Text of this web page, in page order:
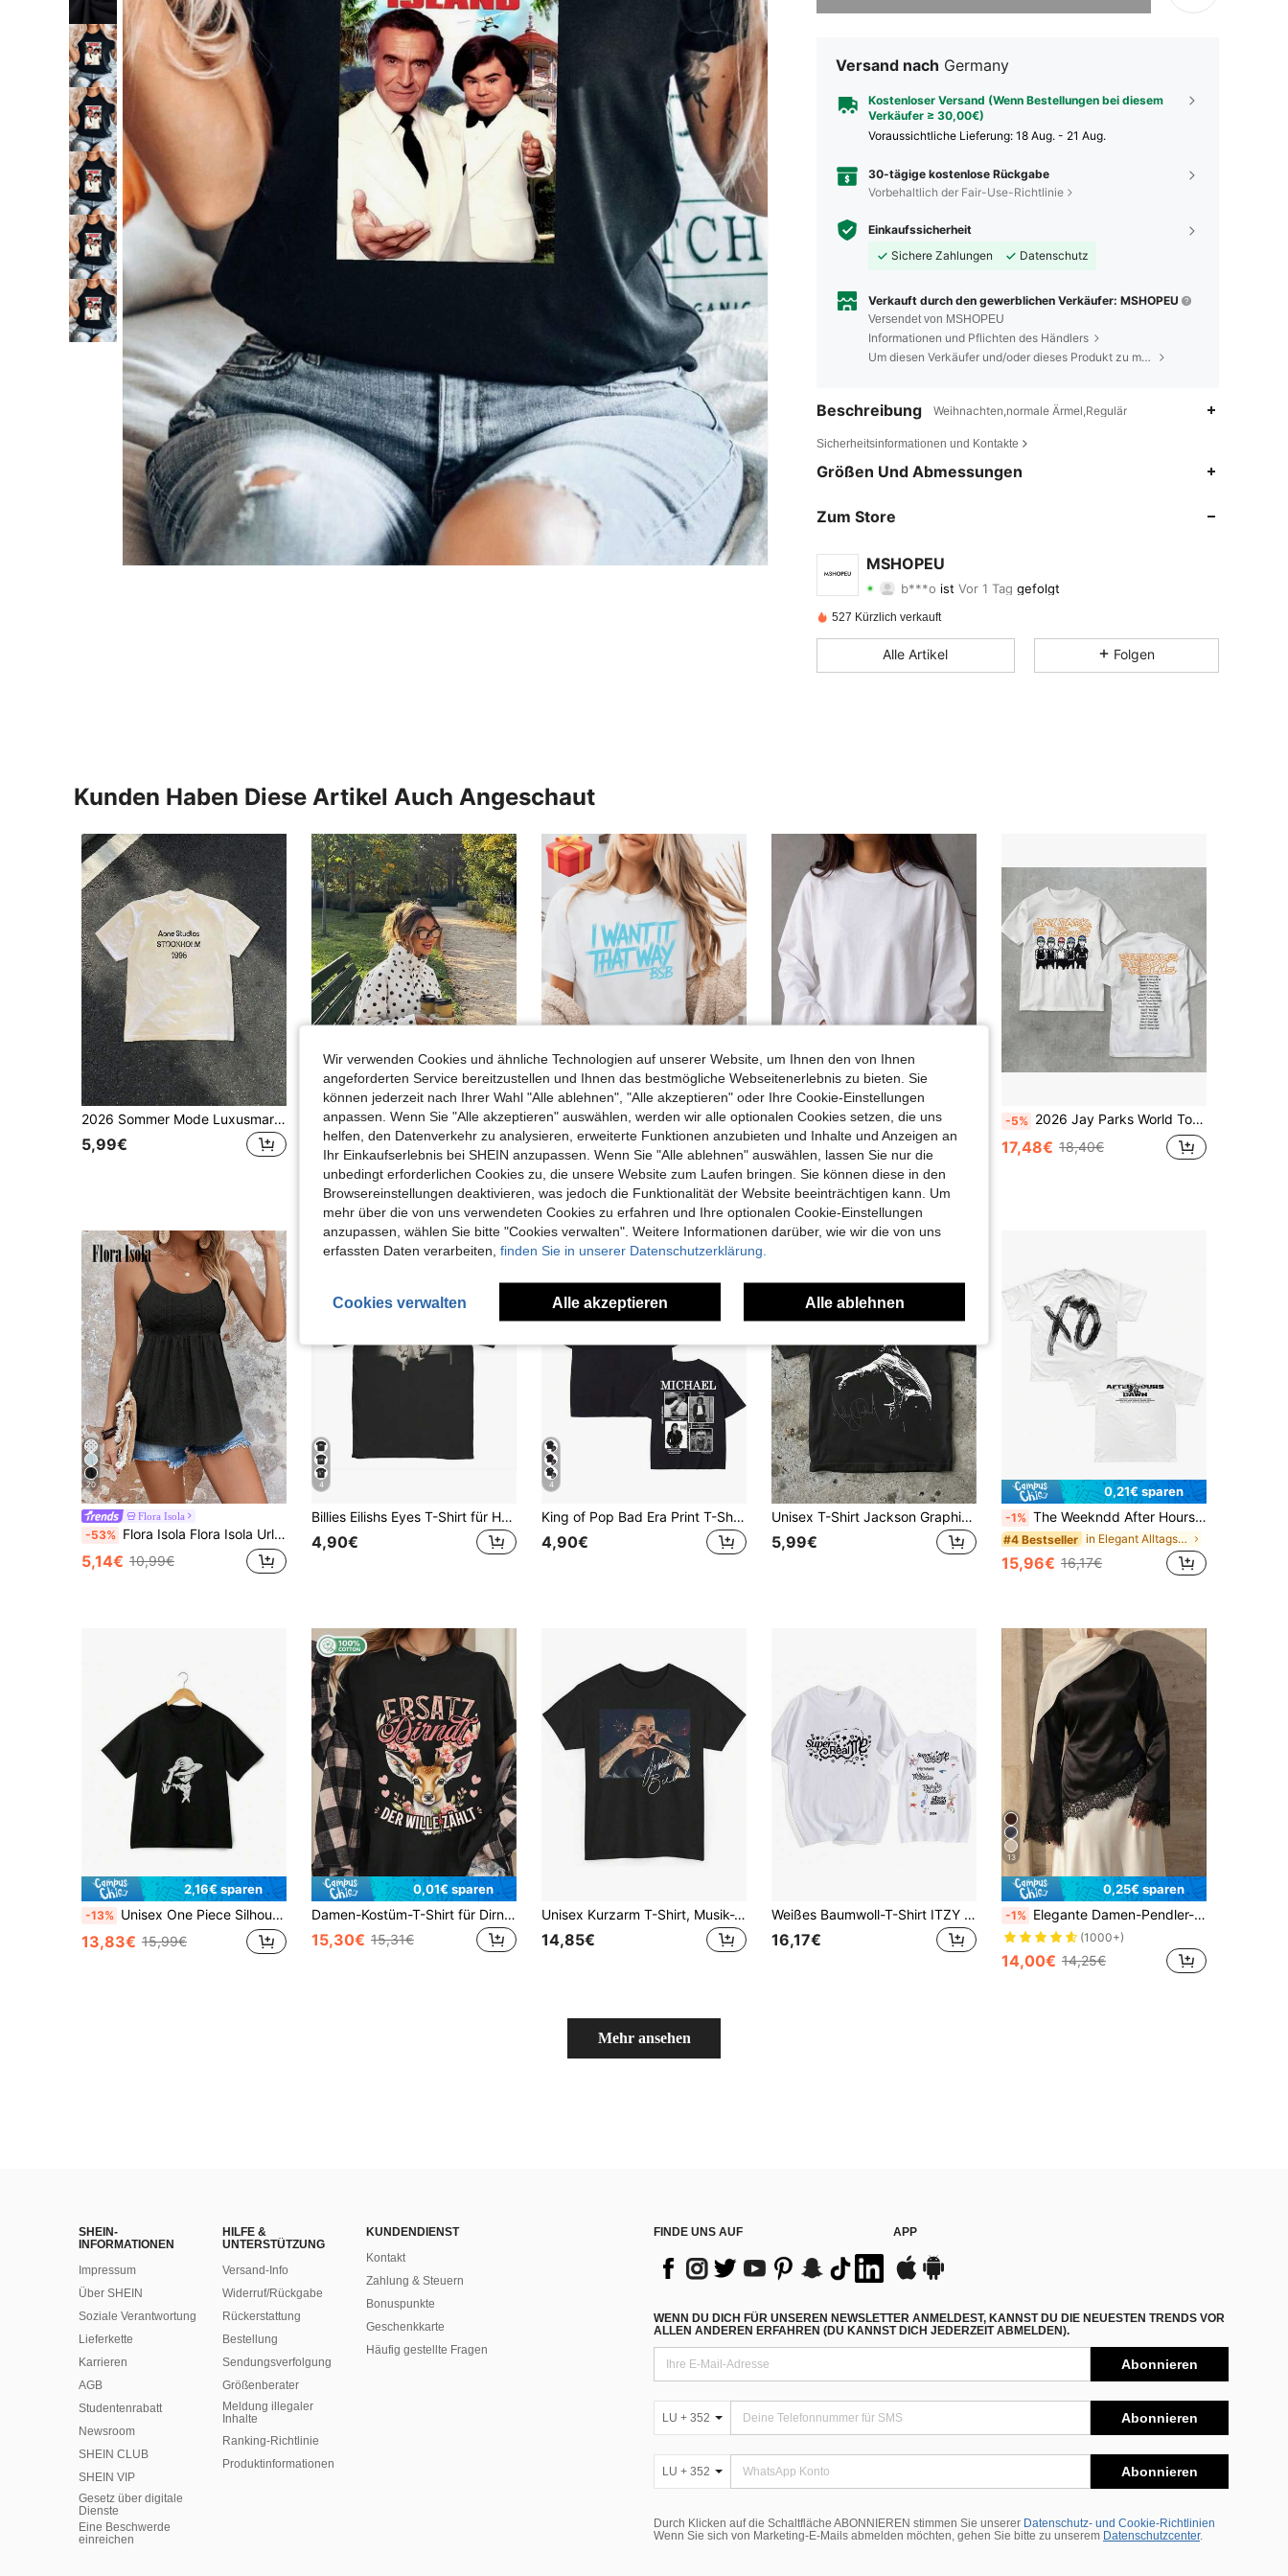
Versand nach Germany
Kostenloser Versand (Wenn Bestellungen bei diesem
Verkäufer ≥ 30,00€)
Voraussichtliche Lieferung: 18 Aug. - 21 Aug.
30-tägige kostenlose Rückgabe
Vorbehaltlich der Fair-Use-Richtlinie
Einkaufssicherheit
Sichere Zahlungen
Datenschutz
Verkauft durch den gewerblichen Verkäufer: MSHOPEU
Versendet von MSHOPEU
Informationen und Pflichten des Händlers
Um diesen Verkäufer und/oder dieses Produkt zu melden
Beschreibung Weihnachten,normale Ärmel,Regulär
Sicherheitsinformationen und Kontakte
Größen Und Abmessungen
Zum Store
MSHOPEU
4,76 Bewertung 73 Artikel 30
4,76 73 30
4,76
527 Kürzlich verkauft
Alle Artikel Folgen
Kunden Haben Diese Artikel Auch Angeschaut
2026 Sommer Mode Luxusmarke Buchstaben bedrucktes T-Shirt Herren und Damen Baumwolle T-Shirt Kurzarm T-Shirt Unisex Top
5,99€
Herbst Lässig Jacke mit Polka Dot Muster
16 übrig
16,11€
1 Stück Damen- und Herren-T-Shirt Backstreet B-Oys Millennium Tour, Into The Millennium BSB Tee, Retro-Boyband-Konzertshirt für die Schulanfang-Saison, Val
13,14€ 7,64€
-5% 2026 Jay Parks World Tour Serenades & Body Rolls Shirt, Lngshot 4shoboiz T-Shirt, Jay Parks Lngshot 4shoville Shirt
17,48€ 18,40€
20
Flora Isola
-53% Flora Isola Flora Isola Urlaubs-Lässig vielseitiges einfarbiges Trägerhemd
5,14€ 10,99€
4
Billies Eilishs Eyes T-Shirt für Herren, Baumwollkleidung, verrücktes Kurzarm-Rundhals-T-Shirt, Geschenkidee, T-Shirt im Retro-Y2K-Stil - perfekt als Geschenk; Versand aus einem lokalen Lager.
4,90€
4
King of Pop Bad Era Print T-Shirt für Männer und Frauen, modisches klassisches Oversize-T-Shirt, Sommer, Retro Y2K-Stil, neue T-Shirt-Kollektion (Linie 2026), Versand aus lokalem Lager.
4,90€
Unisex T-Shirt Jackson Graphic Tee King of Pop Vintage Musik-Shirt Abaya Sommer T-Shirt Y2K Streetwear Jull T-Shirt Vintage
5,99€
0,21€ sparen
-1% The Weekndd After Hours Til Dawn Tour Oversized Weißes Unisex-T-Shirt, beidseitig bedruckt, großes metallisches XO-Logo, Herz auf der Vorderseite, Tourtitel, Liste der Städte auf der Rückseite, Streetwear-Pop
#4 Bestseller in Elegant Alltags-T-Shirts
15,96€ 16,17€
2,16€ sparen
-13% Unisex One Piece Silhouette Anime Sketching Casual Top für Männer und Frauen
13,83€ 15,99€
0,01€ sparen
Damen-Kostüm-T-Shirt für Dirndl, Schwarz, 220G, Ersatzhemd
15,30€ 15,31€
Unisex Kurzarm T-Shirt, Musik-Themen-Shirts Justin B Daisies Live V2 Shirt, Vintage Stil 2026 Konzert Grafik T-Shirt Herren Damen Schwarz, Grafik-Shirts, Unisex, Ein Muss für Fans, Merchandise-Shirts, Lustiges Shirt,,,Herren Shirts, Sommer Outfits, Jersey Tops Damen Süßes Design, Bequemer Tragekomfort, Standard Passform, Ganzjährig tragbar, Cooler Stil, Ideal für Schulkleidung, Outdoor Spaß, Reisen & Ausflüge, Sommer, Sommer Outfit Damen, T Shirt Damen Sommer,,Y2k, Swag, Tshirts FXT1
14,85€
Weißes Baumwoll-T-Shirt ITZY Super Real Me EP mit vollständiger Titelliste, K-Pop-Design, Sammlerstück für MIDZY-Fans und Musikliebhaber
16,17€
13
0,25€ sparen
-1% Elegante Damen-Pendler-Satinbluse, Spitzen-Patchwork-Rundhals-Langarm-Top mit Bindegürtel, einfarbiger gewebter Stoff mit Spitzen-Patchwork, asymmetrisch, elegant für Büro, Alltag und Date (weiß halbtransparent) Schwarz, Office Siren
(1000+)
14,00€ 14,25€
Mehr ansehen
SHEIN-
INFORMATIONEN
Impressum
Über SHEIN
Soziale Verantwortung
Lieferkette
Karrieren
AGB
Studentenrabatt
Newsroom
SHEIN CLUB
SHEIN VIP
Gesetz über digitale
Dienste
Eine Beschwerde
einreichen
HILFE &
UNTERSTÜTZUNG
Versand-Info
Widerruf/Rückgabe
Rückerstattung
Bestellung
Sendungsverfolgung
Größenberater
Meldung illegaler
Inhalte
Ranking-Richtlinie
​Produktinformationen
KUNDENDIENST
Kontakt
Zahlung & Steuern
Bonuspunkte
Geschenkkarte
Häufig gestellte Fragen
FINDE UNS AUF APP
WENN DU DICH FÜR UNSEREN NEWSLETTER ANMELDEST, KANNST DU DIE NEUESTEN TRENDS VOR
ALLEN ANDEREN ERFAHREN (DU KANNST DICH JEDERZEIT ABMELDEN).
Abonnieren
LU + 352 Abonnieren
LU + 352 Abonnieren
Durch Klicken auf die Schaltfläche ABONNIEREN stimmen Sie unserer Datenschutz- und Cookie-Richtlinien
Wenn Sie sich von Marketing-E-Mails abmelden möchten, gehen Sie bitte zu unserem Datenschutzcenter.
Wir verwenden Cookies und ähnliche Technologien auf unserer Website, um Ihnen den von Ihnen
angeforderten Service bereitzustellen und Ihnen das bestmögliche Webseitenerlebnis zu bieten. Sie
können jederzeit nach Ihrer Wahl "Alle ablehnen", "Alle akzeptieren" oder Ihre Cookie-Einstellungen
anpassen. Wenn Sie "Alle akzeptieren" auswählen, werden wir alle optionalen Cookies setzen, die uns
helfen, den Datenverkehr zu analysieren, erweiterte Funktionen anzubieten und Inhalte und Anzeigen an
Ihr Einkaufserlebnis bei SHEIN anzupassen. Wenn Sie "Alle ablehnen" auswählen, lassen Sie nur die
unbedingt erforderlichen Cookies zu, die unsere Website zum Laufen bringen. Sie können diese in den
Browsereinstellungen deaktivieren, was jedoch die Funktionalität der Website beeinträchtigen kann. Um
mehr über die von uns verwendeten Cookies zu erfahren und Ihre optionalen Cookie-Einstellungen
anzupassen, wählen Sie bitte "Cookies verwalten". Weitere Informationen darüber, wie wir die von uns
erfassten Daten verarbeiten, finden Sie in unserer Datenschutzerklärung.
Cookies verwalten Alle akzeptieren Alle ablehnen